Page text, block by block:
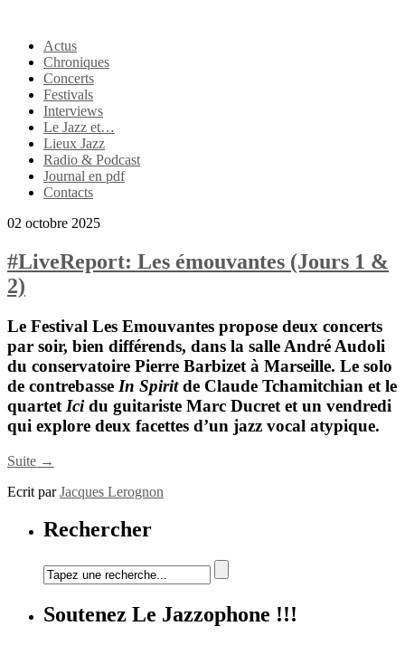
Actus
Chroniques
Concerts
Festivals
Interviews
Le Jazz et…
Lieux Jazz
Radio & Podcast
Journal en pdf
Contacts
02 octobre 2025
#LiveReport: Les émouvantes (Jours 1 &
2)
Le Festival Les Emouvantes propose deux concerts
par soir, bien différends, dans la salle André Audoli
du conservatoire Pierre Barbizet à Marseille. Le solo
de contrebasse In Spiritde Claude Tchamitchian et le
quartet Icidu guitariste Marc Ducret et un vendredi
qui explore deux facettes d’un jazz vocal atypique.
Suite →
Ecrit parJacques Lerognon
Rechercher
Soutenez Le Jazzophone !!!